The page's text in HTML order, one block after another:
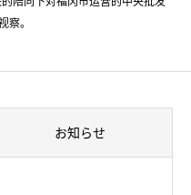
察。
お知らせ